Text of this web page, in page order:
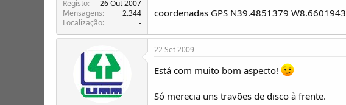
Registo
26 Out 2007
Mensagens
2.344
Localização
-
coordenadas GPS N39.4851379 W8.6601943
22 Set 2009
Está com muito bom aspecto!
Só merecia uns travões de disco à frente.